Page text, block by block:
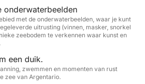
voor wie op zoek is naar
en een authentieke
Toscaanse zee.
onderwaterbeelden
met de onderwaterbeelden, waar je kunt
uitrusting (vinnen, masker, snorkel
zeebodem te verkennen waar kunst en
een duik.
zwemmen en momenten van rust
zee van Argentario.